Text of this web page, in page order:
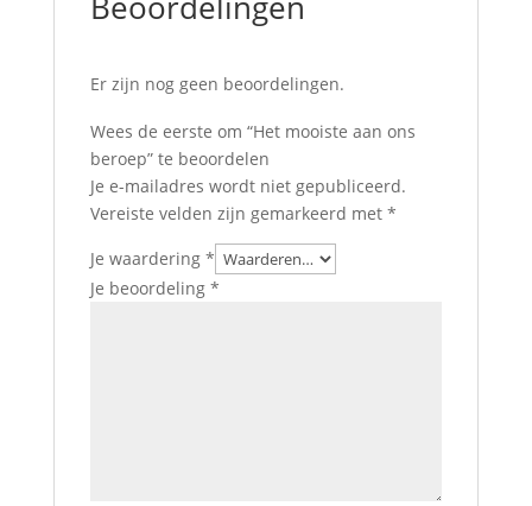
Er zijn nog geen beoordelingen.
Wees de eerste om “Het mooiste aan ons
beroep” te beoordelen
Je e-mailadres wordt niet gepubliceerd.
Vereiste velden zijn gemarkeerd met *
Je waardering *
Je beoordeling *